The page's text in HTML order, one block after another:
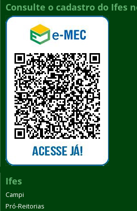
Consulte o cadastro do Ifes
Ifes
Campi
Pró-Reitorias